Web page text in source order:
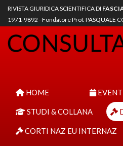
RIVISTA GIURIDICA SCIENTIFICA DI
1971-9892 - Fondatore Prof. PASQUALE
HOME
STUDI & COLLANA
CORTI NAZ EU INTERNAZ